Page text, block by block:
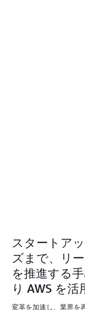
スタートア
ズまで、リ
を推進する
り AWS を活
変革を加速し、業界を